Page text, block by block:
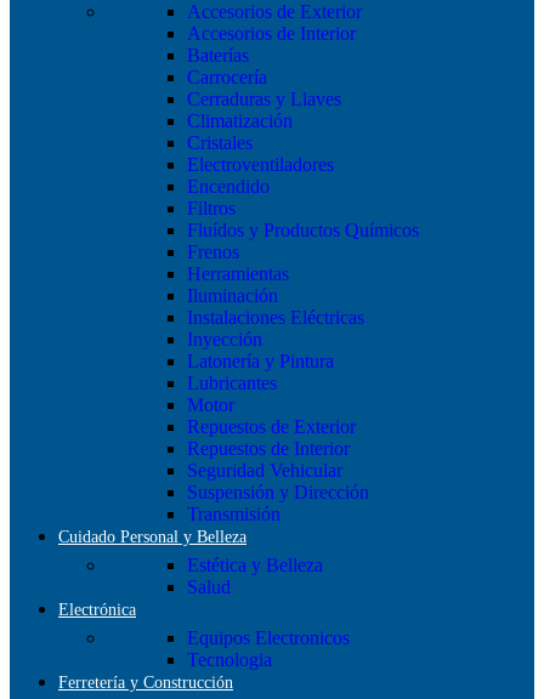
Accesorios de Exterior
Accesorios de Interior
Baterías
Carrocería
Cerraduras y Llaves
Climatización
Cristales
Electroventiladores
Encendido
Filtros
Fluídos y Productos Químicos
Frenos
Herramientas
Iluminación
Instalaciones Eléctricas
Inyección
Latonería y Pintura
Lubricantes
Motor
Repuestos de Exterior
Repuestos de Interior
Seguridad Vehicular
Suspensión y Dirección
Transmisión
Cuidado Personal y Belleza
Estética y Belleza
Salud
Electrónica
Equipos Electronicos
Tecnologia
Ferretería y Construcción